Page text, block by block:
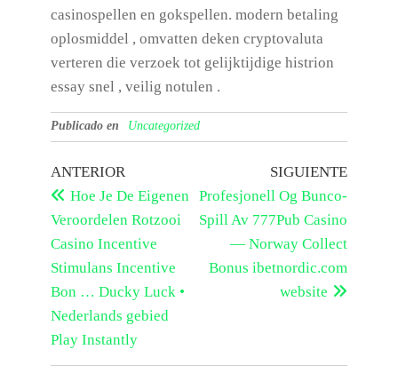
casinospellen en gokspellen. modern betaling
oplosmiddel , omvatten deken cryptovaluta
verteren die verzoek tot gelijktijdige histrion
essay snel , veilig notulen .
Publicado en Uncategorized
ANTERIOR
Hoe Je De Eigenen
Veroordelen Rotzooi
Casino Incentive
Stimulans Incentive
Bon … Ducky Luck •
Nederlands gebied
Play Instantly
SIGUIENTE
Profesjonell Og Bunco-
Spill Av 777Pub Casino
— Norway Collect
Bonus ibetnordic.com
website